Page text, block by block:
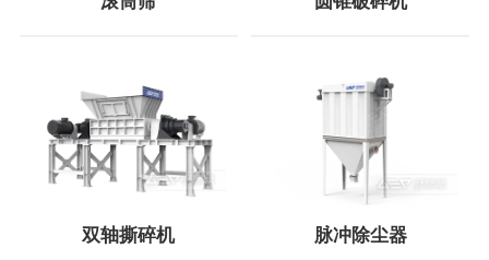
双轴撕碎机 脉冲除尘器